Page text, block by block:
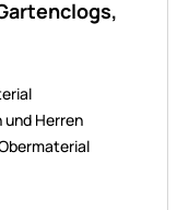
und Herren